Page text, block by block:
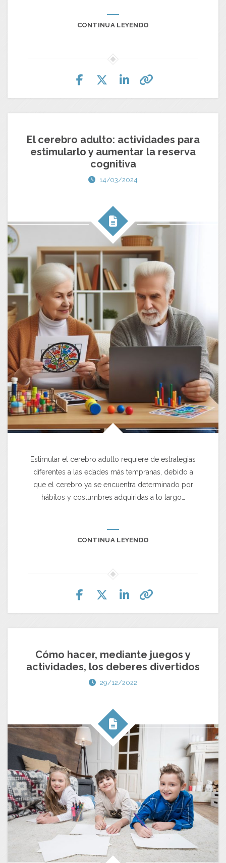
CONTINUA LEYENDO
El cerebro adulto: actividades para
estimularlo y aumentar la reserva
cognitiva
14/03/2024
Estimular el cerebro adulto requiere de estrategias
diferentes a las edades más tempranas, debido a
que el cerebro ya se encuentra determinado por
hábitos y costumbres adquiridas a lo largo…
CONTINUA LEYENDO
Cómo hacer, mediante juegos y
actividades, los deberes divertidos
29/12/2022